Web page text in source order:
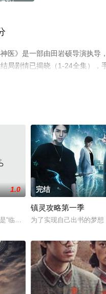
医》是一部由田岩硕导演执
局剧情已揭晓（1-24全集）
1.0
“临溪越剧团”的当家花旦，性格
完结
镇灵攻略第一季
为了实现自己出书的梦